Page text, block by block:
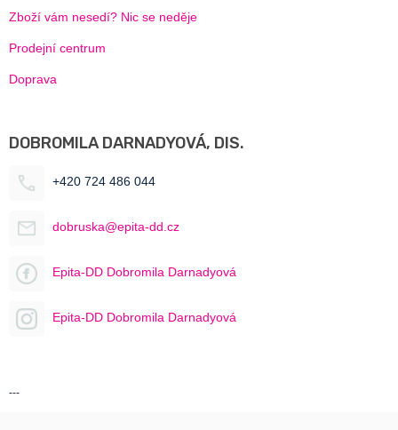
Zboží vám nesedí? Nic se neděje
Prodejní centrum
Doprava
DOBROMILA DARNADYOVÁ, DIS.
+420 724 486 044
dobruska@epita-dd.cz
Epita-DD Dobromila Darnadyová
Epita-DD Dobromila Darnadyová
---